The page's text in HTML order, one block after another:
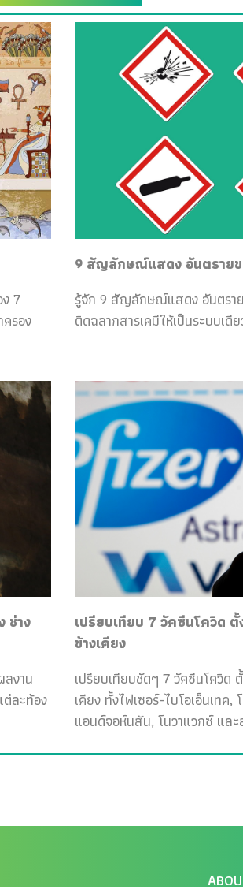
7
รอง
9 สัญลักษณ์แสดง อันตรายข
รู้จัก 9 สัญลักษณ์แสดง อันตราย
ติดฉลากสารเคมีให้เป็นระบบเ
ช่าง
งาน
ต่ละท้อง
เปรียบเทียบ 7 วัคซีนโควิด
ข้างเคียง
เปรียบเทียบชัดๆ 7 วัคซีนโควิด
เคียง ทั้งไฟเซอร์-ไบโอเอ็นเทค
แอนด์จอห์นสัน, โนวาแวกซ์ แล